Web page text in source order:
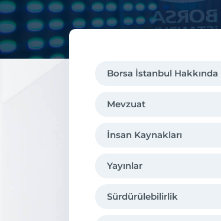
Borsa İstanbul Hakkında
Hukuki Çerçeve
Tarihsel Gelişmeler
Mevzuat
İnsan Kaynakları
Yayınlar
Sürdürülebilirlik